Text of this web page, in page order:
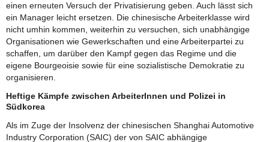
einen erneuten Versuch der Privatisierung geben. Auch lässt sich
ein Manager leicht ersetzen. Die chinesische Arbeiterklasse wird
nicht umhin kommen, weiterhin zu versuchen, sich unabhängige
Organisationen wie Gewerkschaften und eine Arbeiterpartei zu
schaffen, um darüber den Kampf gegen das Regime und die
eigene Bourgeoisie sowie für eine sozialistische Demokratie zu
organisieren.
Heftige Kämpfe zwischen ArbeiterInnen und Polizei in
Südkorea
Als im Zuge der Insolvenz der chinesischen Shanghai Automotive
Industry Corporation (SAIC) der von SAIC abhängige